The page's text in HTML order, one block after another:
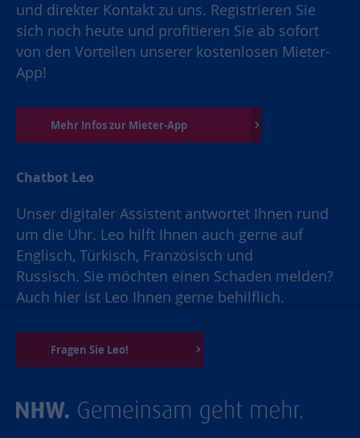
und direkter Kontakt zu uns. Registrieren Sie
sich noch heute und profitieren Sie ab sofort
von den Vorteilen unserer kostenlosen Mieter-
App!
Mehr Infos zur Mieter-App
Chatbot Leo
Unser digitaler Assistent antwortet Ihnen rund
um die Uhr. Leo hilft Ihnen auch gerne auf
Englisch, Türkisch, Französisch und
Russisch. Sie möchten einen Schaden melden?
Auch hier ist Leo Ihnen gerne behilflich.
Fragen Sie Leo!